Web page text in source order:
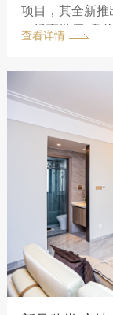
项目，其全新推
一经面世便“身
查看详情